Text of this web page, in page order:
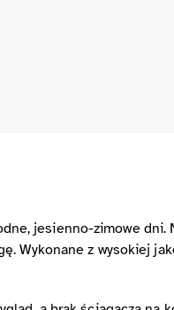
jesienno-zimowe
Wykonane z wysokiej